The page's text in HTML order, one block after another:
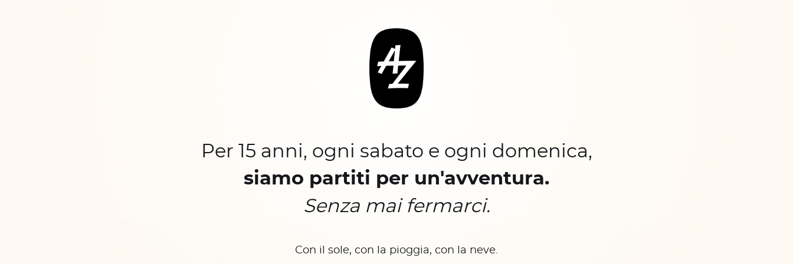
Per 15 anni, ogni sabato e ogni domenica,
siamo partiti per un'avventura.
Senza mai fermarci.
Con il sole, con la pioggia, con la neve.